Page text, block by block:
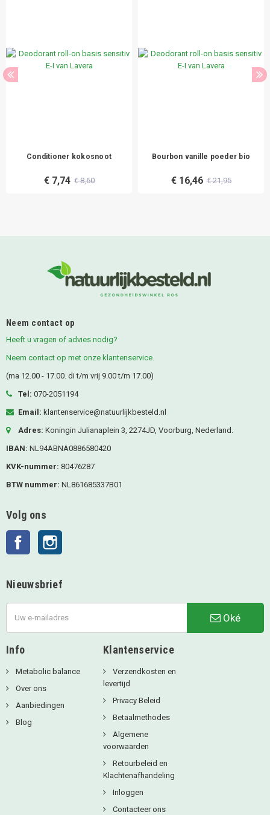
Conditioner kokosnoot
€ 7,74 € 8,60
Bourbon vanille poeder bio
€ 16,46 € 21,95
Neem contact op
Heeft u vragen of advies nodig?
Neem contact op met onze klantenservice.
(ma 12.00 - 17.00. di t/m vrij 9.00 t/m 17.00)
Tel: 070-2051194
Email: klantenservice@natuurlijkbesteld.nl
Adres: Koningin Julianaplein 3, 2274JD, Voorburg, Nederland.
IBAN: NL94ABNA0886580420
KVK-nummer: 80476287
BTW nummer: NL861685337B01
Volg ons
Facebook
Nieuwsbrief
Oké
Info
Metabolic balance
Over ons
Aanbiedingen
Blog
Klantenservice
Verzendkosten en
levertijd
Privacy Beleid
Betaalmethodes
Algemene
voorwaarden
Retourbeleid en
Klachtenafhandeling
Inloggen
Contacteer ons